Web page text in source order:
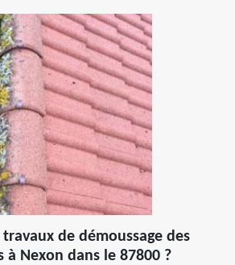
de démoussage des
à Nexon dans le 87800 ?